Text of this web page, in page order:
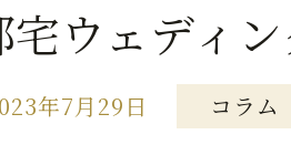
宅ウェディ
年7月29日 コラム